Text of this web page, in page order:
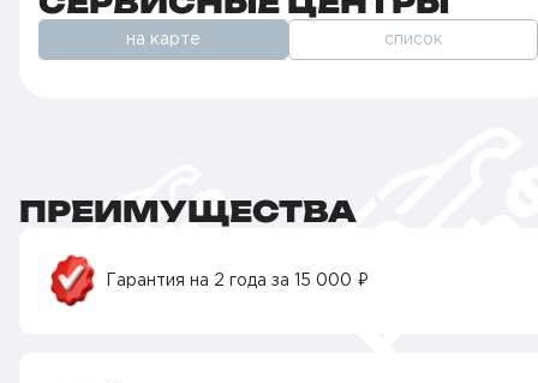
на карте список
ПРЕИМУЩЕСТВА
Гарантия на 2 года за 15 000 ₽